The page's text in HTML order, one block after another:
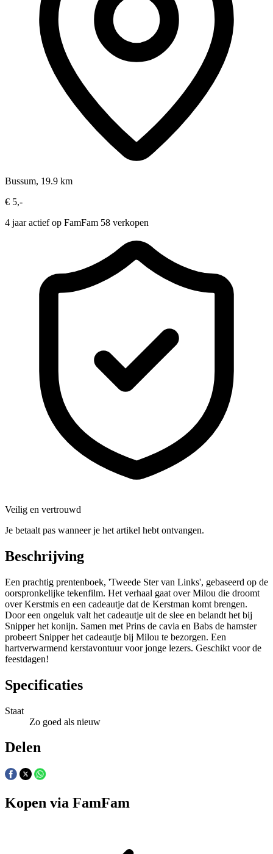
Bussum, 19.9 km
€ 5,-
4 jaar actief op FamFam 58 verkopen
Veilig en vertrouwd
Je betaalt pas wanneer je het artikel hebt ontvangen.
Beschrijving
Een prachtig prentenboek, 'Tweede Ster van Links', gebaseerd op de
oorspronkelijke tekenfilm. Het verhaal gaat over Milou die droomt
over Kerstmis en een cadeautje dat de Kerstman komt brengen.
Door een ongeluk valt het cadeautje uit de slee en belandt het bij
Snipper het konijn. Samen met Prins de cavia en Babs de hamster
probeert Snipper het cadeautje bij Milou te bezorgen. Een
hartverwarmend kerstavontuur voor jonge lezers. Geschikt voor de
feestdagen!
Specificaties
Staat
Zo goed als nieuw
Delen
Kopen via FamFam